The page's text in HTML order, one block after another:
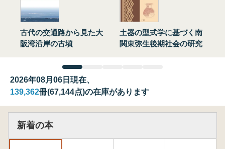
古代の交通路から見た大
阪湾沿岸の古墳
土器の型式学に基づく南
関東弥生後期社会の研究
2026年08月06日現在、
139,362冊(67,144点)の在庫があります
新着の本